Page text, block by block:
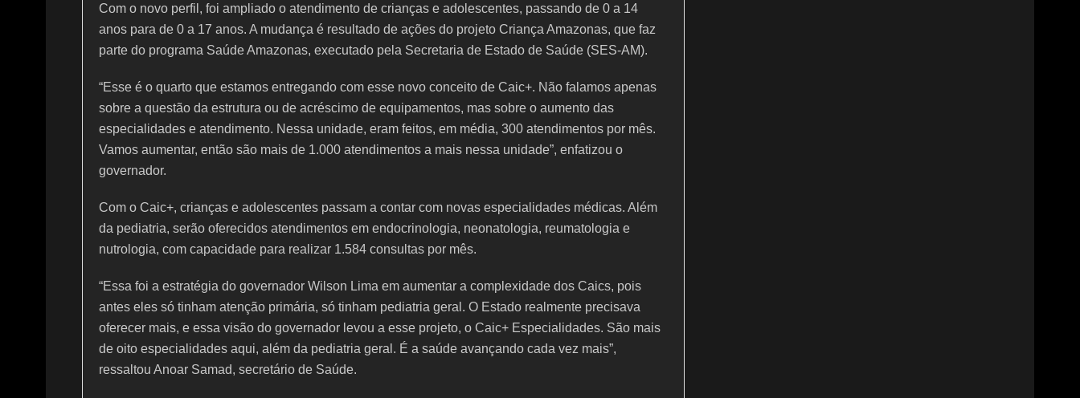
Com o novo perfil, foi ampliado o atendimento de crianças e adolescentes, passando de 0 a 14
anos para de 0 a 17 anos. A mudança é resultado de ações do projeto Criança Amazonas, que faz
parte do programa Saúde Amazonas, executado pela Secretaria de Estado de Saúde (SES-AM).
“Esse é o quarto que estamos entregando com esse novo conceito de Caic+. Não falamos apenas
sobre a questão da estrutura ou de acréscimo de equipamentos, mas sobre o aumento das
especialidades e atendimento. Nessa unidade, eram feitos, em média, 300 atendimentos por mês.
Vamos aumentar, então são mais de 1.000 atendimentos a mais nessa unidade”, enfatizou o
governador.
Com o Caic+, crianças e adolescentes passam a contar com novas especialidades médicas. Além
da pediatria, serão oferecidos atendimentos em endocrinologia, neonatologia, reumatologia e
nutrologia, com capacidade para realizar 1.584 consultas por mês.
“Essa foi a estratégia do governador Wilson Lima em aumentar a complexidade dos Caics, pois
antes eles só tinham atenção primária, só tinham pediatria geral. O Estado realmente precisava
oferecer mais, e essa visão do governador levou a esse projeto, o Caic+ Especialidades. São mais
de oito especialidades aqui, além da pediatria geral. É a saúde avançando cada vez mais”,
ressaltou Anoar Samad, secretário de Saúde.